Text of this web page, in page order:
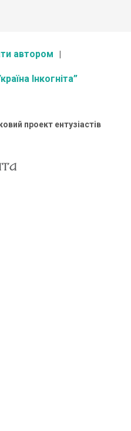
автором
Інкогніта”
проект ентузіастів